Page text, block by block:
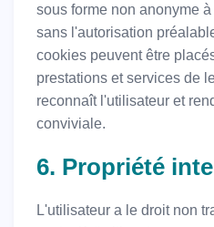
sous forme non anonyme
sans l'autorisation
cookies peuvent être
prestations et services de
reconnaît l'utilisateur et
conviviale.
6. Propriété
L'utilisateur a le droit non